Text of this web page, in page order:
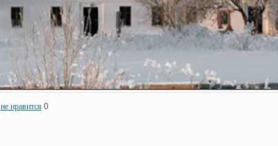
не нравится 0